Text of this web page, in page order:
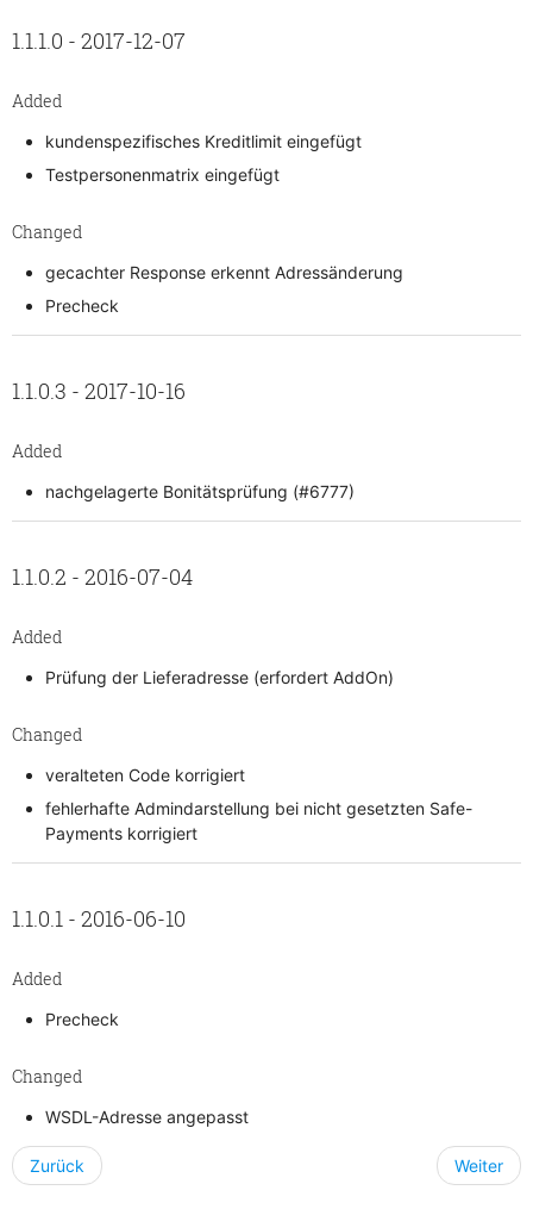
1.1.1.0 - 2017-12-07
Added
kundenspezifisches Kreditlimit eingefügt
Testpersonenmatrix eingefügt
Changed
gecachter Response erkennt Adressänderung
Precheck
1.1.0.3 - 2017-10-16
Added
nachgelagerte Bonitätsprüfung (#6777)
1.1.0.2 - 2016-07-04
Added
Prüfung der Lieferadresse (erfordert AddOn)
Changed
veralteten Code korrigiert
fehlerhafte Admindarstellung bei nicht gesetzten Safe-
Payments korrigiert
1.1.0.1 - 2016-06-10
Added
Precheck
Changed
WSDL-Adresse angepasst
Zurück Weiter